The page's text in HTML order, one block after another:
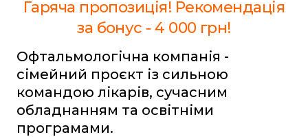
Гаряча пропозиція! Рекомендація
за бонус - 4 000 грн!
Офтальмологічна компанія -
сімейний проєкт із сильною
командою лікарів, сучасним
обладнанням та освітніми
програмами.